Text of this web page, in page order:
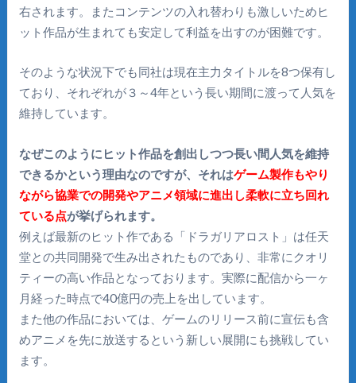
右されます。またコンテンツの入れ替わりも激しいためヒ
ット作品が生まれても安定して利益を出すのが困難です。
そのような状況下でも同社は現在主力タイトルを8つ保有し
ており、それぞれが３～4年という長い期間に渡って人気を
維持しています。
なぜこのようにヒット作品を創出しつつ長い間人気を維持
できるかという理由なのですが、それはゲーム製作もやり
ながら協業での開発やアニメ領域に進出し柔軟に立ち回れ
ている点が挙げられます。
例えば最新のヒット作である「ドラガリアロスト」は任天
堂との共同開発で生み出されたものであり、非常にクオリ
ティーの高い作品となっております。実際に配信から一ヶ
月経った時点で40億円の売上を出しています。
また他の作品においては、ゲームのリリース前に宣伝も含
めアニメを先に放送するという新しい展開にも挑戦してい
ます。